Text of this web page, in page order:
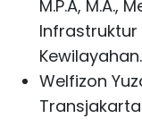
M.P.A, M.A.,
Kewilayahan.
Welfizon